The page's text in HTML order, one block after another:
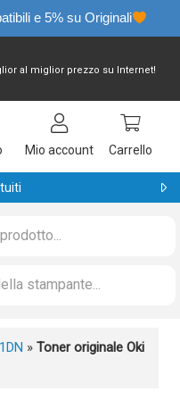
e 5% su Originali
al miglior prezzo su Internet!
Mio account Carrello
mesi
» Toner originale Oki